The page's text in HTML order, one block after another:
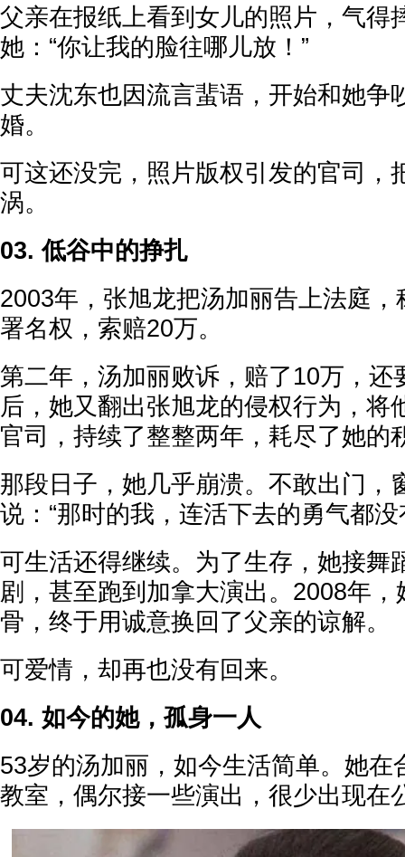
父亲在报纸上看到女儿的照片，气得
她：“你让我的脸往哪儿放！”
丈夫沈东也因流言蜚语，开始和她争
婚。
可这还没完，照片版权引发的官司，
涡。
03. 低谷中的挣扎
2003年，张旭龙把汤加丽告上法庭
署名权，索赔20万。
第二年，汤加丽败诉，赔了10万，还
后，她又翻出张旭龙的侵权行为，将
官司，持续了整整两年，耗尽了她的
那段日子，她几乎崩溃。不敢出门，
说：“那时的我，连活下去的勇气都没
可生活还得继续。为了生存，她接舞
剧，甚至跑到加拿大演出。2008年
骨，终于用诚意换回了父亲的谅解。
可爱情，却再也没有回来。
04. 如今的她，孤身一人
53岁的汤加丽，如今生活简单。她在
教室，偶尔接一些演出，很少出现在